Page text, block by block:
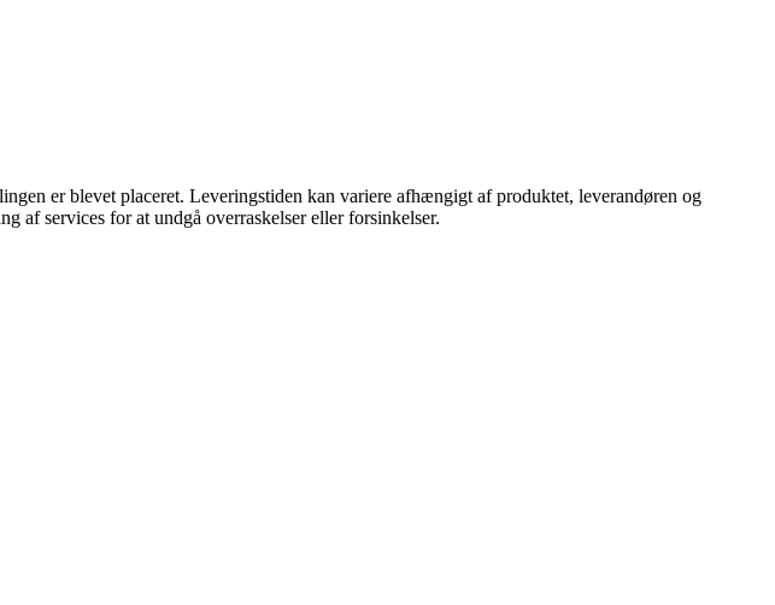
er blevet placeret. Leveringstiden kan variere afhængigt af produktet, leverandøren og
af services for at undgå overraskelser eller forsinkelser.